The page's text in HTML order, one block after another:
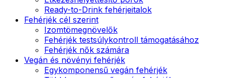
Ready-to-Drink fehérjeitalok
Fehérjék cél szerint
Izomtömegnövelők
Fehérjék testsúlykontroll támogatásához
Fehérjék nők számára
Vegán és növényi fehérjék
Egykomponensű vegán fehérjék